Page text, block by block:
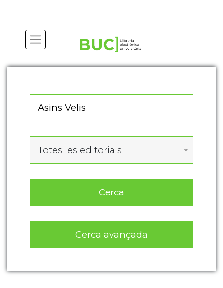
Totes les editorials
Cerca
Cerca avançada